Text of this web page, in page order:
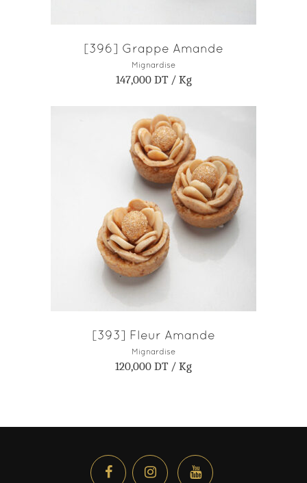
[396] Grappe Amande
Mignardise
147,000DT / Kg
AJOUTER AU PANIER
[393] Fleur Amande
Mignardise
120,000 DT / Kg